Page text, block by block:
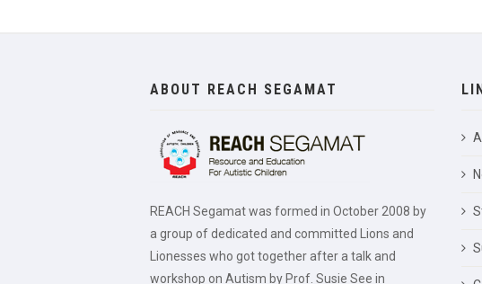
ABOUT REACH SEGAMAT
REACH Segamat was formed in October 2008 by
a group of dedicated and committed Lions and
Lionesses who got together after a talk and
workshop on Autism by Prof. Susie See in